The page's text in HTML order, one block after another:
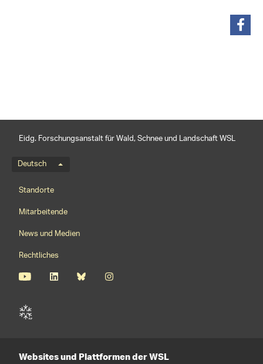
Eidg. Forschungsanstalt für Wald, Schnee und Landschaft WSL
Sprachmenü
Deutsch
Footernavigation
Standorte
Mitarbeitende
News und Medien
Rechtliches
Websites und Plattformen der WSL